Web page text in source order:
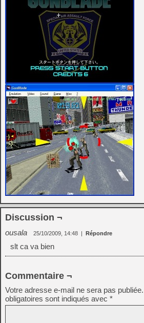
Discussion ¬
ousala 25/10/2009, 14:48 | Répondre
slt ca va bien
Commentaire ¬
Votre adresse e-mail ne sera pas publiée.
obligatoires sont indiqués avec *